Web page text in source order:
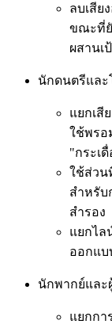
ลบเสีย
ขณะที่ยั
ผสานเ
นักดนตรีและ
แยกเสี
ใช้พรอ
"กระเดื่
ใช้ส่วน
สำหรับ
สำรอง
แยกไล
ออกแบ
นักพากย์และ
แยกกา